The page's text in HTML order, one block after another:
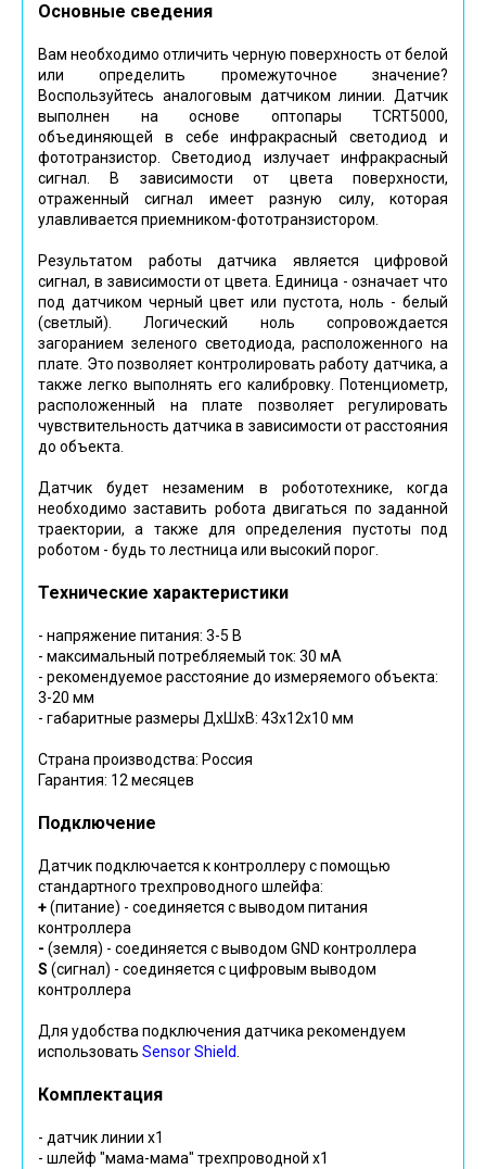
Основные сведения
Вам необходимо отличить черную поверхность от белой
или определить промежуточное значение?
Воспользуйтесь аналоговым датчиком линии. Датчик
выполнен на основе оптопары TCRT5000,
объединяющей в себе инфракрасный светодиод и
фототранзистор. Светодиод излучает инфракрасный
сигнал. В зависимости от цвета поверхности,
отраженный сигнал имеет разную силу, которая
улавливается приемником-фототранзистором.
Результатом работы датчика является цифровой
сигнал, в зависимости от цвета. Единица - означает что
под датчиком черный цвет или пустота, ноль - белый
(светлый). Логический ноль сопровождается
загоранием зеленого светодиода, расположенного на
плате. Это позволяет контролировать работу датчика, а
также легко выполнять его калибровку. Потенциометр,
расположенный на плате позволяет регулировать
чувствительность датчика в зависимости от расстояния
до объекта.
Датчик будет незаменим в робототехнике, когда
необходимо заставить робота двигаться по заданной
траектории, а также для определения пустоты под
роботом - будь то лестница или высокий порог.
Технические характеристики
- напряжение питания: 3-5 В
- максимальный потребляемый ток: 30 мА
- рекомендуемое расстояние до измеряемого объекта:
3-20 мм
- габаритные размеры ДхШхВ: 43х12х10 мм
Страна производства: Россия
Гарантия: 12 месяцев
Подключение
Датчик подключается к контроллеру с помощью
стандартного трехпроводного шлейфа:
+(питание) - соединяется с выводом питания
контроллера
- (земля) - соединяется с выводом GND контроллера
S (сигнал) - соединяется с цифровым выводом
контроллера
Для удобства подключения датчика рекомендуем
использовать Sensor Shield.
Комплектация
- датчик линии х1
- шлейф "мама-мама" трехпроводной х1